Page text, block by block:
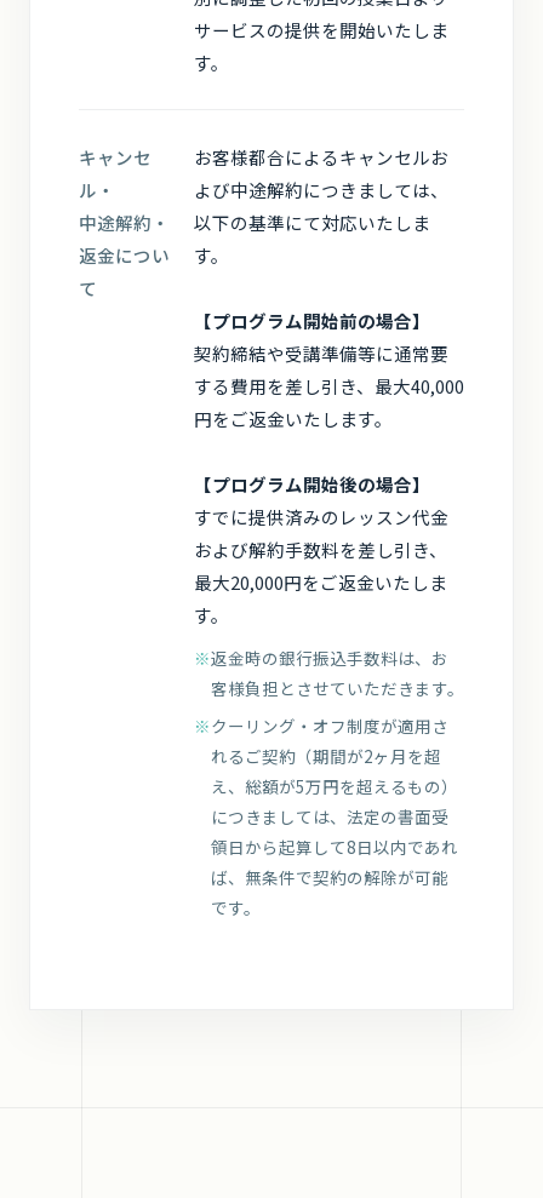
サービスの提供を開始いたしま
す。
キャンセ
ル・
中途解約・
返金につい
て
お客様都合によるキャンセルお
よび中途解約につきましては、
以下の基準にて対応いたしま
す。
【プログラム開始前の場合】
契約締結や受講準備等に通常要
する費用を差し引き、最大40,000
円をご返金いたします。
【プログラム開始後の場合】
すでに提供済みのレッスン代金
および解約手数料を差し引き、
最大20,000円をご返金いたしま
す。
返金時の銀行振込手数料は、お
客様負担とさせていただきます。
クーリング・オフ制度が適用さ
れるご契約（期間が2ヶ月を超
え、総額が5万円を超えるもの）
につきましては、法定の書面受
領日から起算して8日以内であれ
ば、無条件で契約の解除が可能
です。